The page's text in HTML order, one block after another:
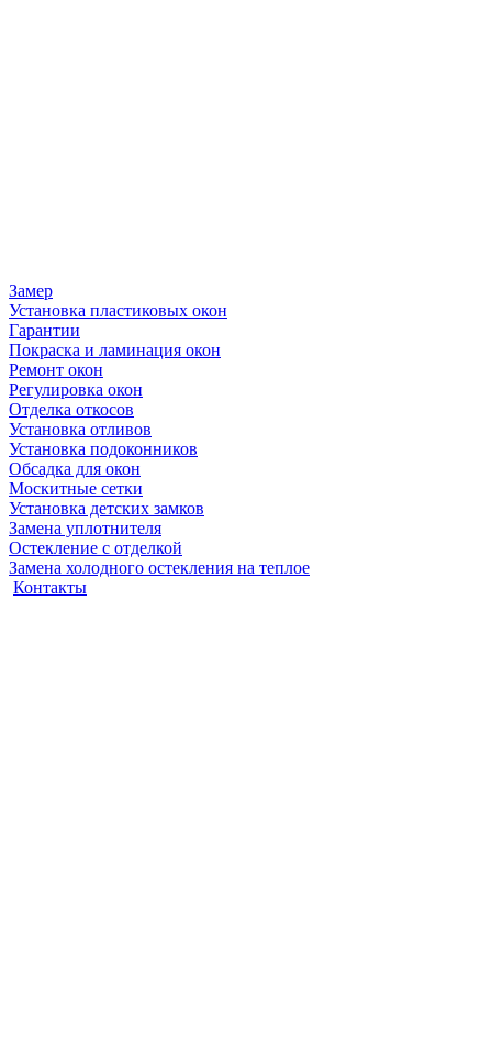
Замер
Установка пластиковых окон
Гарантии
Покраска и ламинация окон
Ремонт окон
Регулировка окон
Отделка откосов
Установка отливов
Установка подоконников
Обсадка для окон
Москитные сетки
Установка детских замков
Замена уплотнителя
Остекление с отделкой
Замена холодного остекления на теплое
Контакты